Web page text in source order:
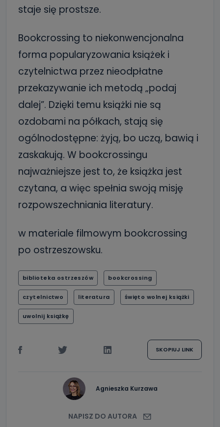
staje się prostsze.
Bookcrossing to niekonwencjonalna
forma popularyzowania książek i
czytelnictwa przez nieodpłatne
przekazywanie ich metodą „podaj
dalej”. Dzięki temu książki nie są
ozdobami na półkach, stają się
ogólnodostępne: żyją, bo uczą, bawią i
zaskakują. W bookcrossingu
najważniejsze jest to, że książka jest
czytana, a więc spełnia swoją misję
rozpowszechniania literatury.
w materiale filmowym bookcrossing
po ostrzeszowsku.
biblioteka ostrzeszów bookcrossing
czytelnictwo literatura święto wolnej książki
uwolnij książkę
SKOPIUJ LINK
Agnieszka Kurzawa
NAPISZ DO AUTORA